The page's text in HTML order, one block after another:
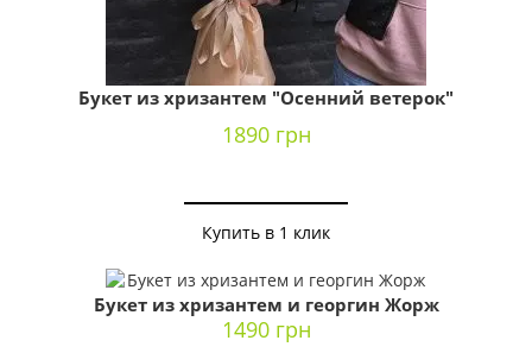
Букет из хризантем "Осенний ветерок"
1890 грн
Купить в 1 клик
Букет из хризантем и георгин Жорж
1490 грн